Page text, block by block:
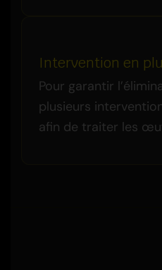
Intervention en
Pour garantir
plusieurs
afin de traiter les